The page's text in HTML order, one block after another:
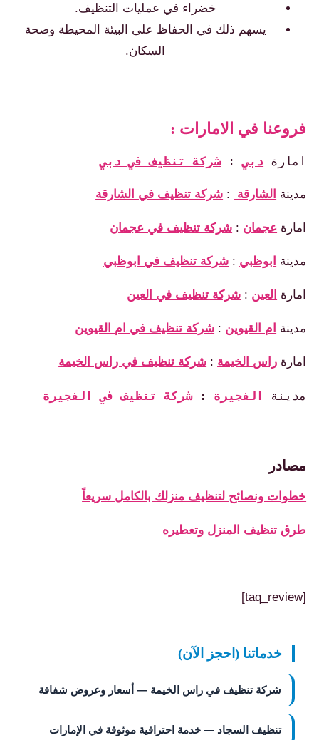
خضراء في عمليات التنظيف.
يسهم ذلك في الحفاظ على البيئة المحيطة وصحة
السكان.
فروعنا في الامارات :
امارة دبي : شركة تنظيف في دبي
مدينة الشارقة : شركة تنظيف في الشارقة
امارة عجمان : شركة تنظيف في عجمان
مدينة ابوظبي : شركة تنظيف في ابوظبي
امارة العين : شركة تنظيف في العين
مدينة ام القيوين : شركة تنظيف في ام القيوين
امارة راس الخيمة : شركة تنظيف في راس الخيمة
مدينة الفجيرة : شركة تنظيف في الفجيرة
مصادر
خطوات ونصائح لتنظيف منزلك بالكامل سريعاً
طرق تنظيف المنزل وتعطيره
[taq_review]
خدماتنا (احجز الآن)
شركة تنظيف في راس الخيمة — أسعار وعروض شفافة
تنظيف السجاد — خدمة احترافية موثوقة في الإمارات